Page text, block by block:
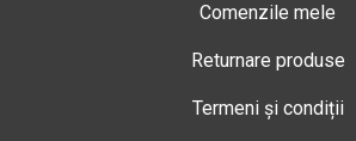
Comenzile mele
Returnare produse
Termeni și condiții